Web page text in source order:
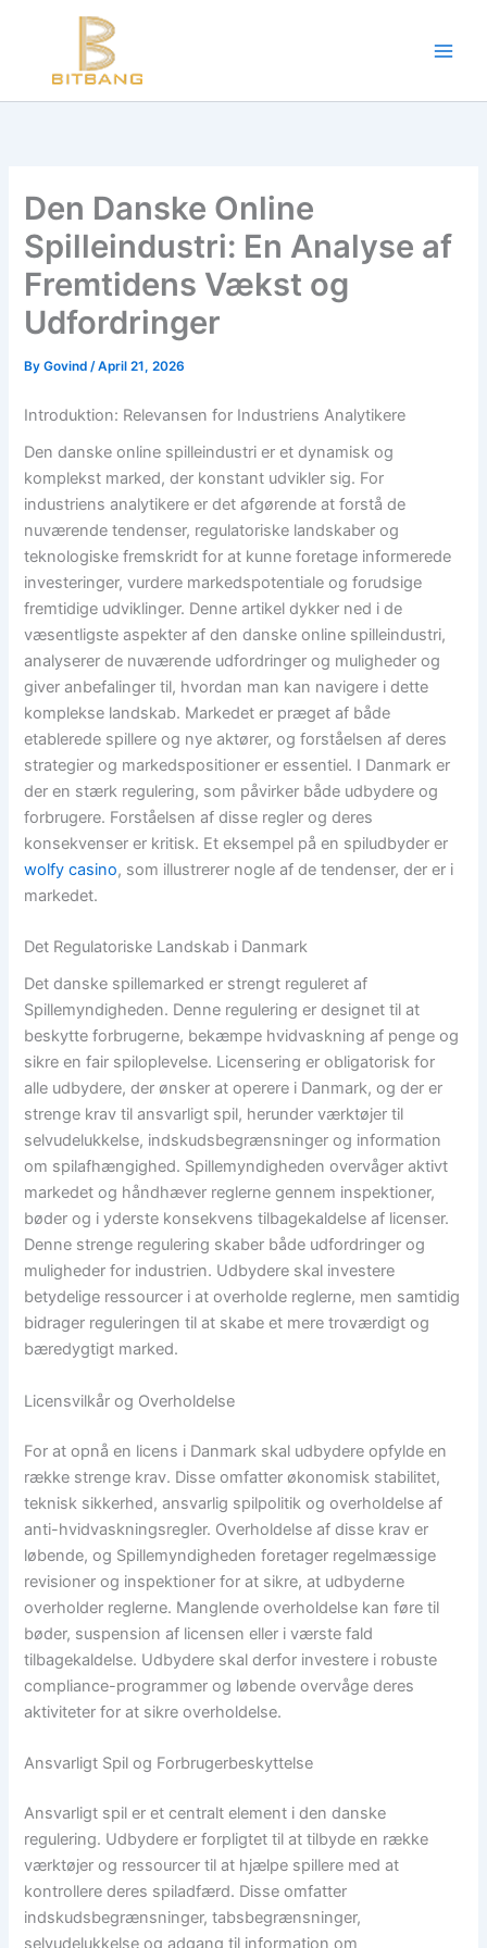
Progressive Overload -
https://en.wikipedia.org/wiki/
WADA Code -https://www.wada-ama.org/en/resources/world-
Training Frequency -https://www.youtube.com/
Den Danske Online
Spilleindustri: En Analyse af
Fremtidens Vækst og
Udfordringer
ByGovind/April 21, 2026
Introduktion: Relevansen for Industriens Analytikere
Den danske online spilleindustri er et dynamisk og
komplekst marked, der konstant udvikler sig. For
industriens analytikere er det afgørende at forstå de
nuværende tendenser, regulatoriske landskaber og
teknologiske fremskridt for at kunne foretage informerede
investeringer, vurdere markedspotentiale og forudsige
fremtidige udviklinger. Denne artikel dykker ned i de
væsentligste aspekter af den danske online spilleindustri,
analyserer de nuværende udfordringer og muligheder og
giver anbefalinger til, hvordan man kan navigere i dette
komplekse landskab. Markedet er præget af både
etablerede spillere og nye aktører, og forståelsen af deres
strategier og markedspositioner er essentiel. I Danmark er
der en stærk regulering, som påvirker både udbydere og
forbrugere. Forståelsen af disse regler og deres
konsekvenser er kritisk. Et eksempel på en spiludbyder er
wolfy casino, som illustrerer nogle af de tendenser, der er i
markedet.
Det Regulatoriske Landskab i Danmark
Det danske spillemarked er strengt reguleret af
Spillemyndigheden. Denne regulering er designet til at
beskytte forbrugerne, bekæmpe hvidvaskning af penge og
sikre en fair spiloplevelse. Licensering er obligatorisk for
alle udbydere, der ønsker at operere i Danmark, og der er
strenge krav til ansvarligt spil, herunder værktøjer til
selvudelukkelse, indskudsbegrænsninger og information
om spilafhængighed. Spillemyndigheden overvåger aktivt
markedet og håndhæver reglerne gennem inspektioner,
bøder og i yderste konsekvens tilbagekaldelse af licenser.
Denne strenge regulering skaber både udfordringer og
muligheder for industrien. Udbydere skal investere
betydelige ressourcer i at overholde reglerne, men samtidig
bidrager reguleringen til at skabe et mere troværdigt og
bæredygtigt marked.
Licensvilkår og Overholdelse
For at opnå en licens i Danmark skal udbydere opfylde en
række strenge krav. Disse omfatter økonomisk stabilitet,
teknisk sikkerhed, ansvarlig spilpolitik og overholdelse af
anti-hvidvaskningsregler. Overholdelse af disse krav er
løbende, og Spillemyndigheden foretager regelmæssige
revisioner og inspektioner for at sikre, at udbyderne
overholder reglerne. Manglende overholdelse kan føre til
bøder, suspension af licensen eller i værste fald
tilbagekaldelse. Udbydere skal derfor investere i robuste
compliance-programmer og løbende overvåge deres
aktiviteter for at sikre overholdelse.
Ansvarligt Spil og Forbrugerbeskyttelse
Ansvarligt spil er et centralt element i den danske
regulering. Udbydere er forpligtet til at tilbyde en række
værktøjer og ressourcer til at hjælpe spillere med at
kontrollere deres spiladfærd. Disse omfatter
indskudsbegrænsninger, tabsbegrænsninger,
selvudelukkelse og adgang til information om